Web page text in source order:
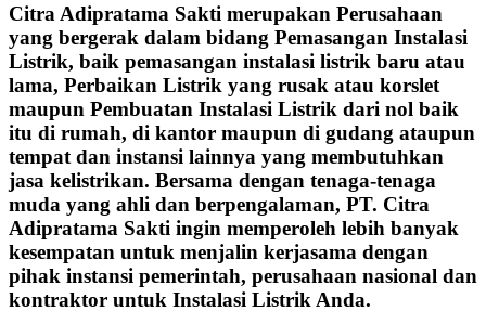
Citra Adipratama Sakti merupakan Perusahaan
yang bergerak dalam bidang Pemasangan Instalasi
Listrik, baik pemasangan instalasi listrik baru atau
lama, Perbaikan Listrik yang rusak atau korslet
maupun Pembuatan Instalasi Listrik dari nol baik
itu di rumah, di kantor maupun di gudang ataupun
tempat dan instansi lainnya yang membutuhkan
jasa kelistrikan. Bersama dengan tenaga-tenaga
muda yang ahli dan berpengalaman, PT. Citra
Adipratama Sakti ingin memperoleh lebih banyak
kesempatan untuk menjalin kerjasama dengan
pihak instansi pemerintah, perusahaan nasional dan
kontraktor untuk Instalasi Listrik Anda.